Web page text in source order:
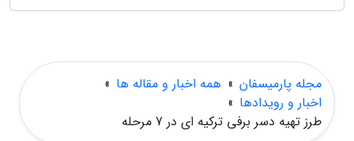
مجله پارمیسفان » همه اخبار و مقاله ها »
اخبار و رویدادها »
طرز تهیه دسر برفی ترکیه ای در 7 مرحله